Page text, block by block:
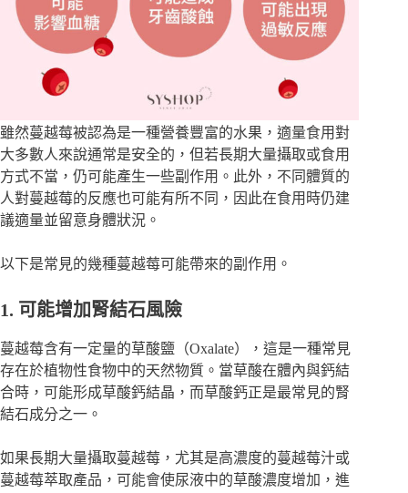
雖然蔓越莓被認為是一種營養豐富的水果，適量食用對
大多數人來說通常是安全的，但若長期大量攝取或食用
方式不當，仍可能產生一些副作用。此外，不同體質的
人對蔓越莓的反應也可能有所不同，因此在食用時仍建
議適量並留意身體狀況。
以下是常見的幾種蔓越莓可能帶來的副作用。
1. 可能增加腎結石風險
蔓越莓含有一定量的草酸鹽（Oxalate），這是一種常見
存在於植物性食物中的天然物質。當草酸在體內與鈣結
合時，可能形成草酸鈣結晶，而草酸鈣正是最常見的腎
結石成分之一。
如果長期大量攝取蔓越莓，尤其是高濃度的蔓越莓汁或
蔓越莓萃取產品，可能會使尿液中的草酸濃度增加，進